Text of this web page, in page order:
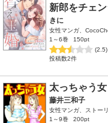
新郎をチェ
きに
女性マンガ、
1～6巻
150pt
(2.5)
投稿数2件
太っちゃう
藤井三和子
女性マンガ、ストー
1～9巻
200pt